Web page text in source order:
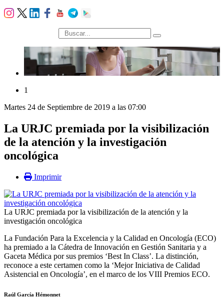
búsqueda
1
Martes 24 de Septiembre de 2019 a las 07:00
La URJC premiada por la visibilización
de la atención y la investigación
oncológica
Imprimir
La URJC premiada por la visibilización de la atención y la
investigación oncológica
La Fundación Para la Excelencia y la Calidad en Oncología (ECO)
ha premiado a la Cátedra de Innovación en Gestión Sanitaria y a
Gaceta Médica por sus premios ‘Best In Class’. La distinción,
reconoce a este certamen como la ‘Mejor Iniciativa de Calidad
Asistencial en Oncología’, en el marco de los VIII Premios ECO.
Raúl García Hémonnet